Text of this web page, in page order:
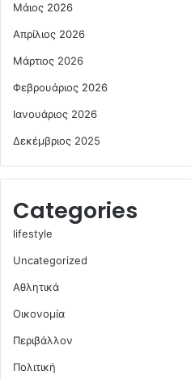
Μάιος 2026
Απρίλιος 2026
Μάρτιος 2026
Φεβρουάριος 2026
Ιανουάριος 2026
Δεκέμβριος 2025
Categories
lifestyle
Uncategorized
Αθλητικά
Οικονομία
Περιβάλλον
Πολιτική